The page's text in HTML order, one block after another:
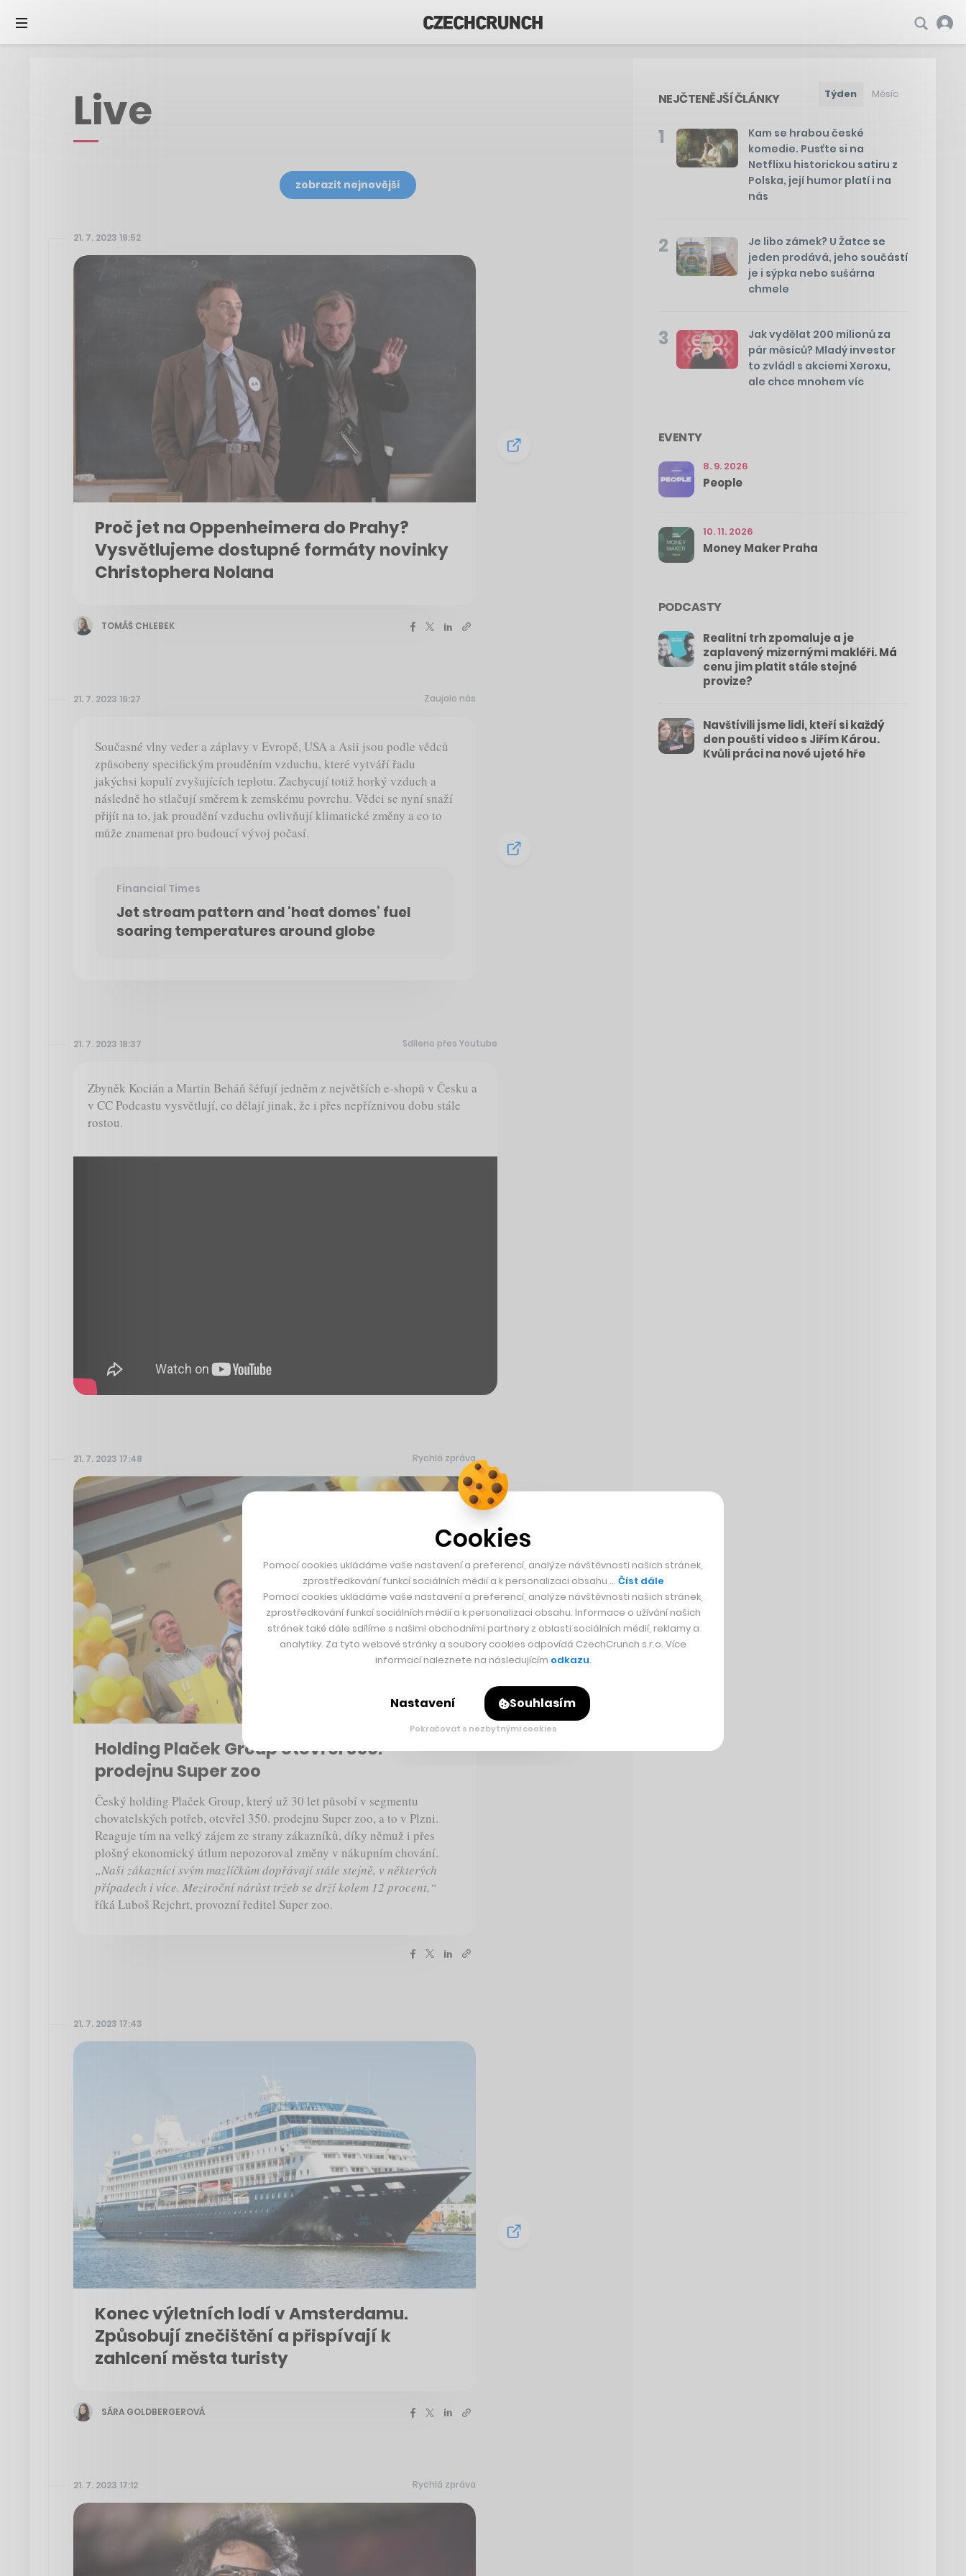
Live
zobrazit nejnovější
21. 7. 2023 19:52
Proč jet na Oppenheimera do Prahy?
Vysvětlujeme dostupné formáty novinky
Christophera Nolana
TOMÁŠ CHLEBEK
21. 7. 2023 19:27 Zaujalo nás
Současné vlny veder a záplavy v Evropě, USA a Asii jsou podle vědců
způsobeny specifickým prouděním vzduchu, které vytváří řadu
jakýchsi kopulí zvyšujících teplotu. Zachycují totiž horký vzduch a
následně ho stlačují směrem k zemskému povrchu. Vědci se nyní snaží
přijít na to, jak proudění vzduchu ovlivňují klimatické změny a co to
může znamenat pro budoucí vývoj počasí.
Financial Times
Jet stream pattern and ‘heat domes’ fuel
soaring temperatures around globe
21. 7. 2023 18:37 Sdíleno přes Youtube
Zbyněk Kocián a Martin Beháň šéfují jedněm z největších e-shopů v Česku a
v CC Podcastu vysvětlují, co dělají jinak, že i přes nepříznivou dobu stále
rostou.
21. 7. 2023 17:48 Rychlá zpráva
Holding Plaček Group otevřel 350.
prodejnu Super zoo
Český holding Plaček Group, který už 30 let působí v segmentu
chovatelských potřeb, otevřel 350. prodejnu Super zoo, a to v Plzni.
Reaguje tím na velký zájem ze strany zákazníků, díky němuž i přes
plošný ekonomický útlum nepozoroval změny v nákupním chování.
„Naši zákazníci svým mazlíčkům dopřávají stále stejně, v některých
případech i více. Meziroční nárůst tržeb se drží kolem 12 procent,“
říká Luboš Rejchrt, provozní ředitel Super zoo.
21. 7. 2023 17:43
Konec výletních lodí v Amsterdamu.
Způsobují znečištění a přispívají k
zahlcení města turisty
SÁRA GOLDBERGEROVÁ
21. 7. 2023 17:12 Rychlá zpráva
NEJČTENĚJŠÍ ČLÁNKY Týden Měsíc
1
Kam se hrabou české
komedie. Pusťte si na
Netflixu historickou satiru z
Polska, její humor platí i na
nás
2
Je libo zámek? U Žatce se
jeden prodává, jeho součástí
je i sýpka nebo sušárna
chmele
3
Jak vydělat 200 milionů za
pár měsíců? Mladý investor
to zvládl s akciemi Xeroxu,
ale chce mnohem víc
EVENTY
8. 9. 2026
People
10. 11. 2026
Money Maker Praha
PODCASTY
Realitní trh zpomaluje a je
zaplavený mizernými makléři. Má
cenu jim platit stále stejné
provize?
Navštívili jsme lidi, kteří si každý
den pouští video s Jiřím Károu.
Kvůli práci na nové ujeté hře
Cookies
Pomocí cookies ukládáme vaše nastavení a preferencí, analýze návštěvnosti našich stránek,
zprostředkování funkcí sociálních médií a k personalizaci obsahu … Číst dále
Pomocí cookies ukládáme vaše nastavení a preferencí, analýze návštěvnosti našich stránek,
zprostředkování funkcí sociálních médií a k personalizaci obsahu. Informace o užívání našich
stránek také dále sdílíme s našimi obchodními partnery z oblasti sociálních médií, reklamy a
analytiky. Za tyto webové stránky a soubory cookies odpovídá CzechCrunch s.r.o. Více
informací naleznete na následujícím odkazu.
Nastavení Souhlasím
Pokračovat s nezbytnými cookies